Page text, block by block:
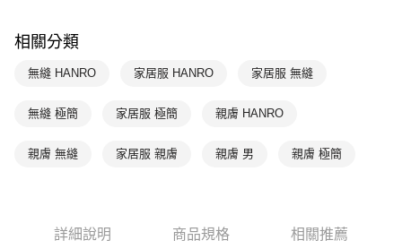
每筆NT$90，滿NT$1,000(含以上)免運費
宅配
相關分類
無縫 HANRO 家居服 HANRO 家居服 無縫
無縫 極簡 家居服 極簡 親膚 HANRO
親膚 無縫 家居服 親膚 親膚 男 親膚 極簡
詳細說明 商品規格 相關推薦